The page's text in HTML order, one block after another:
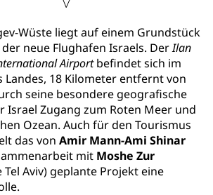
Wüste liegt auf einem Grundstück
neue Flughafen Israels. DerIlan
Airportbefindet sich im
Landes, 18 Kilometer entfernt von
seine besondere geografische
Israel Zugang zum Roten Meer und
Ozean. Auch für den Tourismus
das von Amir Mann-Ami Shinar
mit Moshe Zur
Tel Aviv) geplante Projekt eine